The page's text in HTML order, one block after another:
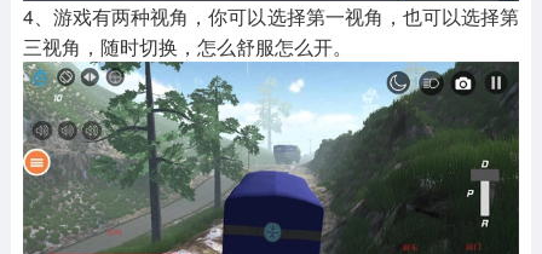
4、游戏有两种视角，你可以选择第一视角，也可以选择第
三视角，随时切换，怎么舒服怎么开。